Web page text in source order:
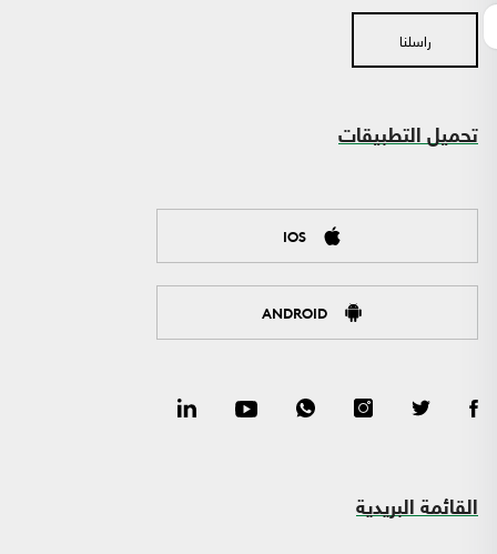
راسلنا
تحميل التطبيقات
IOS
ANDROID
القائمة البريدية